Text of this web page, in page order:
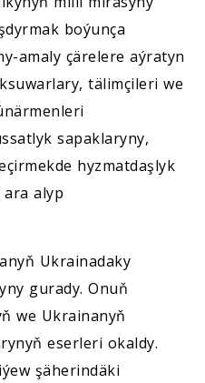
boýunça
amaly çärelere aýratyn
tälimçileri we
sapaklaryny,
hyzmatdaşlyk
alyp
Ukrainadaky
gurady. Onuň
we Ukrainanyň
eserleri okaldy.
şäherindäki